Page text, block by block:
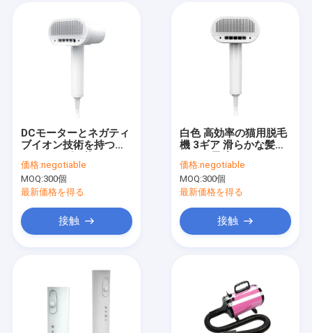
DCモーターとネガティ
ブイオン技術を持つカ
ト吹乾燥機
価格:negotiable
MOQ:300個
最新価格を得る
接触
白色 高効率の猫用脱毛
機 3ギア 滑らかな髪の
価格:negotiable
MOQ:300個
最新価格を得る
接触